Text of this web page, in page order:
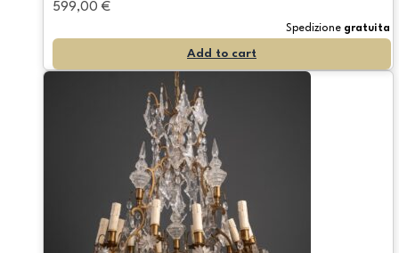
599,00 €
Spedizione gratuita
Add to cart